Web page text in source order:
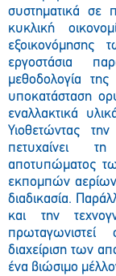
συστηματικά σε
κυκλική
εργοστάσια
μεθοδολογία
υποκατάσταση
εναλλακτικά
Υιοθετώντας
πετυχαίνει
αποτυπώματος
εκπομπών
διαδικασία.
και την
διαχείριση των
ένα βιώσιμο